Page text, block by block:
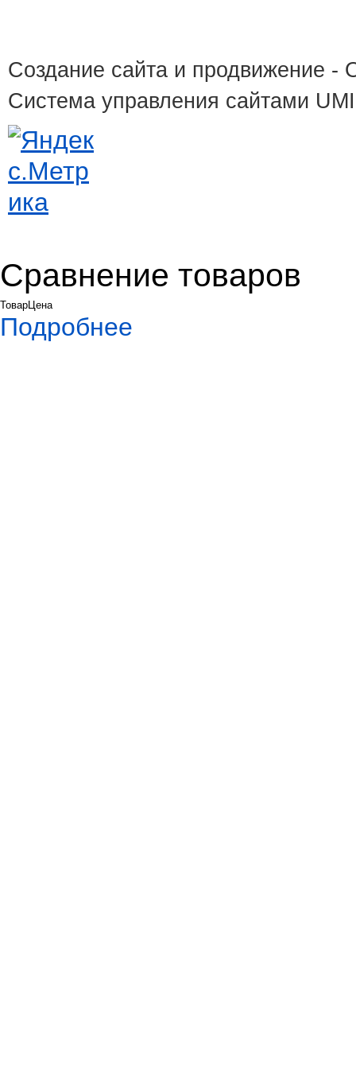
Создание сайта и продвижение -
Система управления сайтами
Сравнение товаров
ТоварЦена
Подробнее